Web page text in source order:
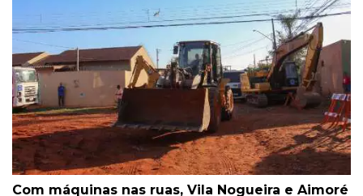
Com máquinas nas ruas, Vila Nogueira e Aimoré